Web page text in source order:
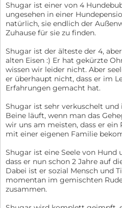
Shugar ist einer von 4
ungesehen in einer
natürlich, sie endlich der
Zuhause für sie zu finden.
Shugar ist der älteste der 4,
alten Eisen :) Er hat gekürzte
wissen wir leider nicht. Aber
er überhaupt nicht, dass er im
Erfahrungen gemacht hat.
Shugar ist sehr verkuschelt
Beine läuft, wenn man das
wir uns am meisten, dass er
mit einer eigenen Familie
Shugar ist eine Seele von Hund
dass er nun schon 2 Jahre auf
Dabei ist er sozial Mensch und
momentan im gemischten
zusammen.